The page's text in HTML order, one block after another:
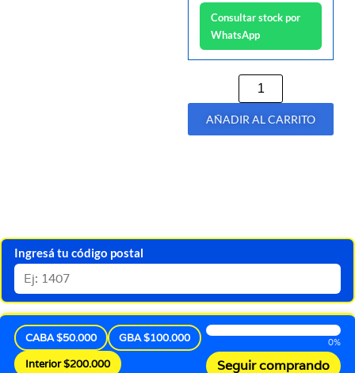
Consultar stock por
WhatsApp
AÑADIR AL CARRITO
Ingresá tu código postal
CABA $50.000
GBA $100.000
Interior $200.000
0%
Seguir comprando